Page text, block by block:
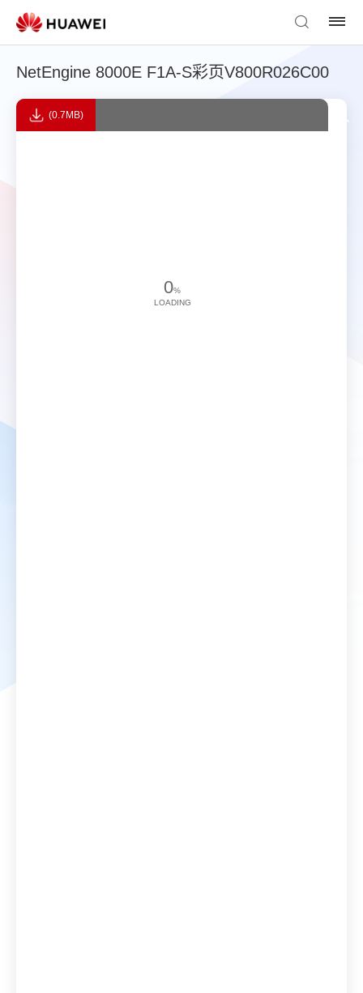
NetEngine 8000E F1A-S彩页V800R026C00
(0.7MB)
0%
LOADING